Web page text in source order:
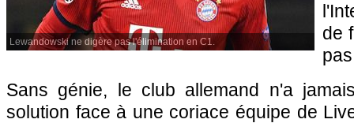
Lewandowski ne digère pas l'élimination en C1.
de
Sans génie, le club allemand n'a
solution face à une coriace équipe de